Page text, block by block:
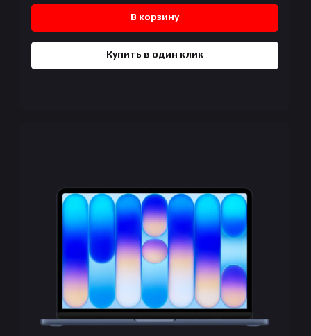
В корзину
Купить в один клик